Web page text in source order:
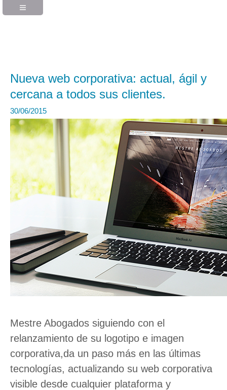
Nueva web corporativa: actual, ágil y
cercana a todos sus clientes.
30/06/2015
Mestre Abogados siguiendo con el
relanzamiento de su logotipo e imagen
corporativa,da un paso más en las últimas
tecnologías, actualizando su web corporativa
visible desde cualquier plataforma y